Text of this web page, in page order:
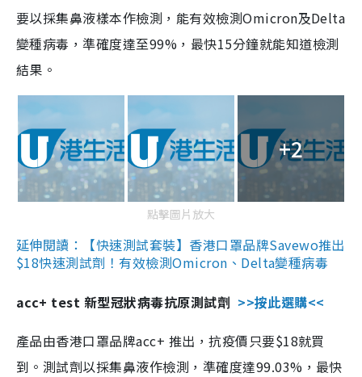
要以採集鼻液樣本作檢測，能有效檢測Omicron及Delta
變種病毒，準確度達至99%，最快15分鐘就能知道檢測
結果。
+2
點擊圖片放大
延伸閱讀：【快速測試套裝】香港口罩品牌Savewo推出
$18快速測試劑！有效檢測Omicron、Delta變種病毒
acc+ test 新型冠狀病毒抗原測試劑 >>按此選購<<
產品由香港口罩品牌acc+ 推出，抗疫價只要$18就買
到。測試劑以採集鼻液作檢測，準確度達99.03%，最快